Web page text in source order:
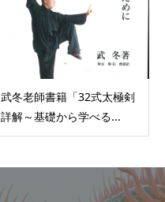
武冬老師書籍「32式太極剣
詳解～基礎から学べる...